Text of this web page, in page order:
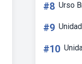
#8 Urso
#9
#10